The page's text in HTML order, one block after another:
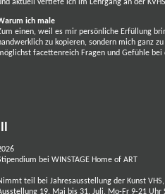
aktuell vertiefe ich im Lehrgang an der
ich male
einen, weil es mir persönliche Erfüllung
zu kopieren, sondern mich ganz
facettenreich Fragen und Gefühle
bei WINSTAGE Home of ART
teil bei Jahresausstellung der Kunst
19. Mai bis 31. Juli, Mo-Fr 9-21 Uhr